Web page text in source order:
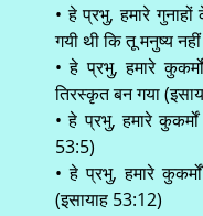
• हे प्रभु, हमारे
गयी थी कि तू मनुष्य
• हे प्रभु, हमारे
तिरस्कृत बन गया
• हे प्रभु, हमारे
53:5)
• हे प्रभु, हमारे
(इसायाह 53:12)